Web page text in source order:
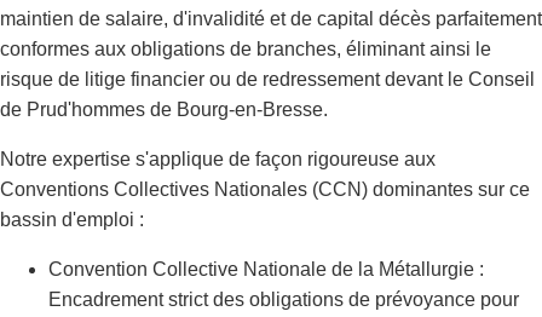
maintien de salaire, d'invalidité et de capital décès parfaitement
conformes aux obligations de branches, éliminant ainsi le
risque de litige financier ou de redressement devant le Conseil
de Prud'hommes de Bourg-en-Bresse.
Notre expertise s'applique de façon rigoureuse aux
Conventions Collectives Nationales (CCN) dominantes sur ce
bassin d'emploi :
Convention Collective Nationale de la Métallurgie :
Encadrement strict des obligations de prévoyance pour